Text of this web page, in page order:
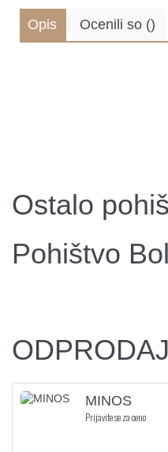
Opis Ocenili so ()
Ostalo
Pohištvo
MINOS
Prijavite se za ceno